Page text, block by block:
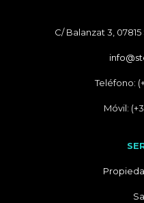
C/ Balanzat 3,
Teléfono:
Móvil: